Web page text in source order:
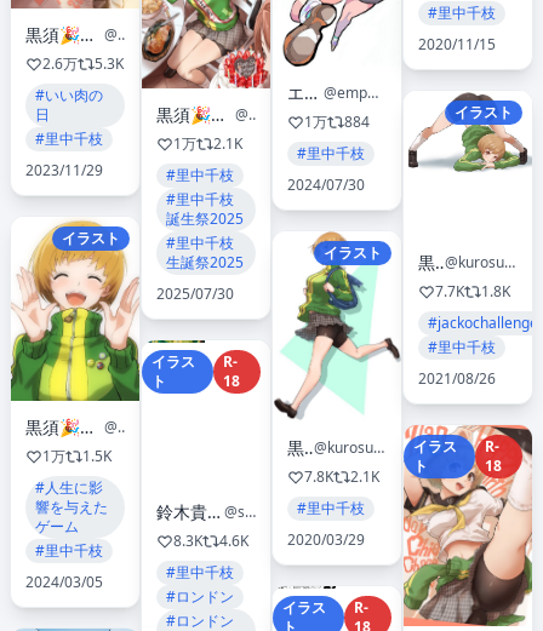
黒須🎉異世界恋愛マニュアル3巻1月1日発売🎉
@kurosususu
2.6万
5.3K
#いい肉の
日
#里中千枝
2023/11/29
イラスト
黒須🎉異世界恋愛マニュアル3巻1月1日発売🎉
@kurosususu
1万
1.5K
#人生に影
響を与えた
ゲーム
#里中千枝
2024/03/05
黒須🎉異世界恋愛マニュアル3巻1月1日発売🎉
@kurosususu
1万
2.1K
#里中千枝
#里中千枝
誕生祭2025
#里中千枝
生誕祭2025
2025/07/30
イラス
ト
R-
18
鈴木貴之 Takayuki Suzuki
@suzuk1ng90
8.3K
4.6K
#里中千枝
#ロンドン
#ロンドン
エンペ
@empe0317
1万
884
#里中千枝
2024/07/30
イラスト
黒須
@kurosususu
7.8K
2.1K
#里中千枝
2020/03/29
イラス
ト
R-
18
#里中千枝
2020/11/15
イラスト
黒須
@kurosususu
7.7K
1.8K
#jackochallenge
#里中千枝
2021/08/26
イラス
ト
R-
18